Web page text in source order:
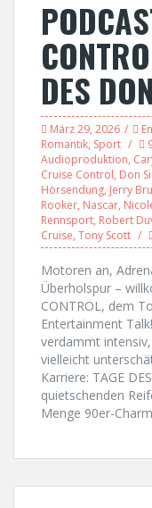
DES
März 29, 2026
Romantik, Sport
Audioproduktion,
Cruise Control, Don
Hörsendung, Jerry
Rooker, Nascar,
Rennsport, Robert
Cruise, Tony Scott
Motoren an,
Überholspur –
CONTROL, dem
Entertainment
verdammt
vielleicht
Karriere: TAGE
quietschenden
Menge 90er-